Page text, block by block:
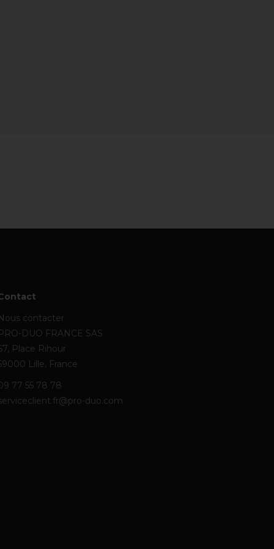
contacter
DUO FRANCE SAS
Place Rihour
Lille, France
77 55 78 78
duo.com